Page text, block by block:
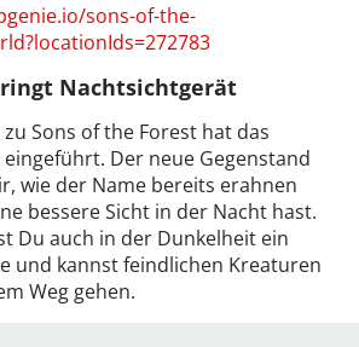
sons-of-the-
Nachtsichtgerät
Sons of the Forest hat das
Der neue Gegenstand
wie der Name bereits erahnen
bessere Sicht in der Nacht hast.
Du auch in der Dunkelheit ein
und kannst feindlichen Kreaturen
Weg gehen.